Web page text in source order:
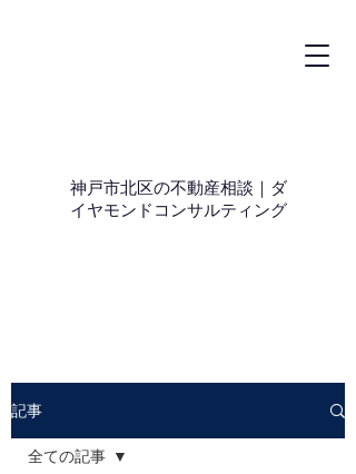
神戸市北区の不動産相談｜ダ
イヤモンドコンサルティング
記事
全ての記事